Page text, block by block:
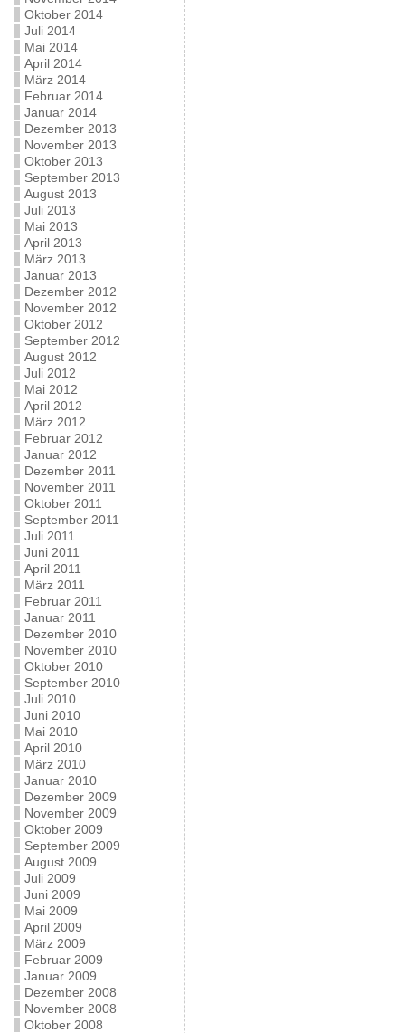
Oktober 2014
Juli 2014
Mai 2014
April 2014
März 2014
Februar 2014
Januar 2014
Dezember 2013
November 2013
Oktober 2013
September 2013
August 2013
Juli 2013
Mai 2013
April 2013
März 2013
Januar 2013
Dezember 2012
November 2012
Oktober 2012
September 2012
August 2012
Juli 2012
Mai 2012
April 2012
März 2012
Februar 2012
Januar 2012
Dezember 2011
November 2011
Oktober 2011
September 2011
Juli 2011
Juni 2011
April 2011
März 2011
Februar 2011
Januar 2011
Dezember 2010
November 2010
Oktober 2010
September 2010
Juli 2010
Juni 2010
Mai 2010
April 2010
März 2010
Januar 2010
Dezember 2009
November 2009
Oktober 2009
September 2009
August 2009
Juli 2009
Juni 2009
Mai 2009
April 2009
März 2009
Februar 2009
Januar 2009
Dezember 2008
November 2008
Oktober 2008